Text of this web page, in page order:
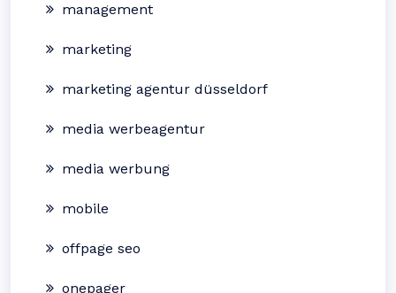
management
marketing
marketing agentur düsseldorf
media werbeagentur
media werbung
mobile
offpage seo
onepager